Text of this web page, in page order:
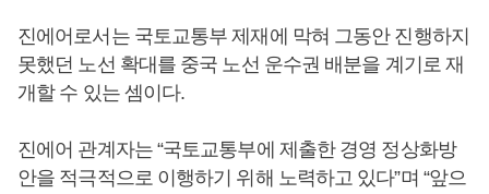
진에어로서는 국토교통부 제재에 막혀 그동안 진행하지
못했던 노선 확대를 중국 노선 운수권 배분을 계기로 재
개할 수 있는 셈이다.
진에어 관계자는 “국토교통부에 제출한 경영 정상화방
안을 적극적으로 이행하기 위해 노력하고 있다”며 “앞으